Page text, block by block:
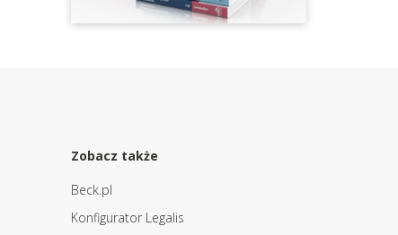
Zobacz także
Beck.pl
Konfigurator Legalis